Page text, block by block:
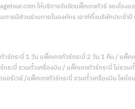
ให้บริการรับจัดแพ็คเกจทัวร์ จองโร
การมีส่วนร่วมภายในองค์กร เอาท์ติ้งบริษัทประจำ
วร์กระบี่ 1 วัน แพ็คเกจทัวร์กระบี่ 2 วัน 1 คืน / แพ็
กระบี่ รวมตั๋วเครื่องบิน / แพ็คเกจทัวร์กระบี่ ไม่รว
อร์เวย์ /แพ็คเกจทัวร์กระบี่ รวมตั๋วเครื่องบิน ไลอ้อ